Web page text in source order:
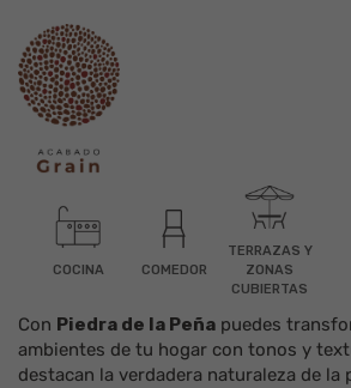
COCINA COMEDOR
TERRAZAS Y
ZONAS
CUBIERTAS
Con Piedra de la Peña puedes
ambientes de tu hogar con tonos y
destacan la verdadera naturaleza de la